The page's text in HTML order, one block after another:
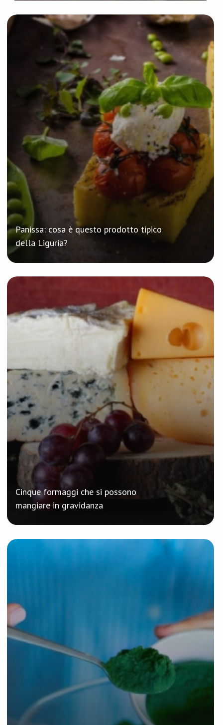
Panissa: cosa è questo prodotto tipico
della Liguria?
Cinque formaggi che si possono
mangiare in gravidanza